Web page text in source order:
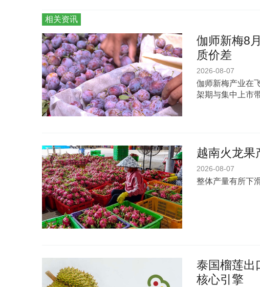
相关资讯
伽师新梅8
质价差
2026-08-07
伽师新梅产业在
架期与集中上市
越南火龙果
2026-08-07
整体产量有所下
泰国榴莲出
核心引擎